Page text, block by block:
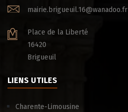
mairie.brigueuil.16@wanadoo.fr
Place de la Liberté
16420
Brigueuil
LIENS UTILES
Charente-Limousine